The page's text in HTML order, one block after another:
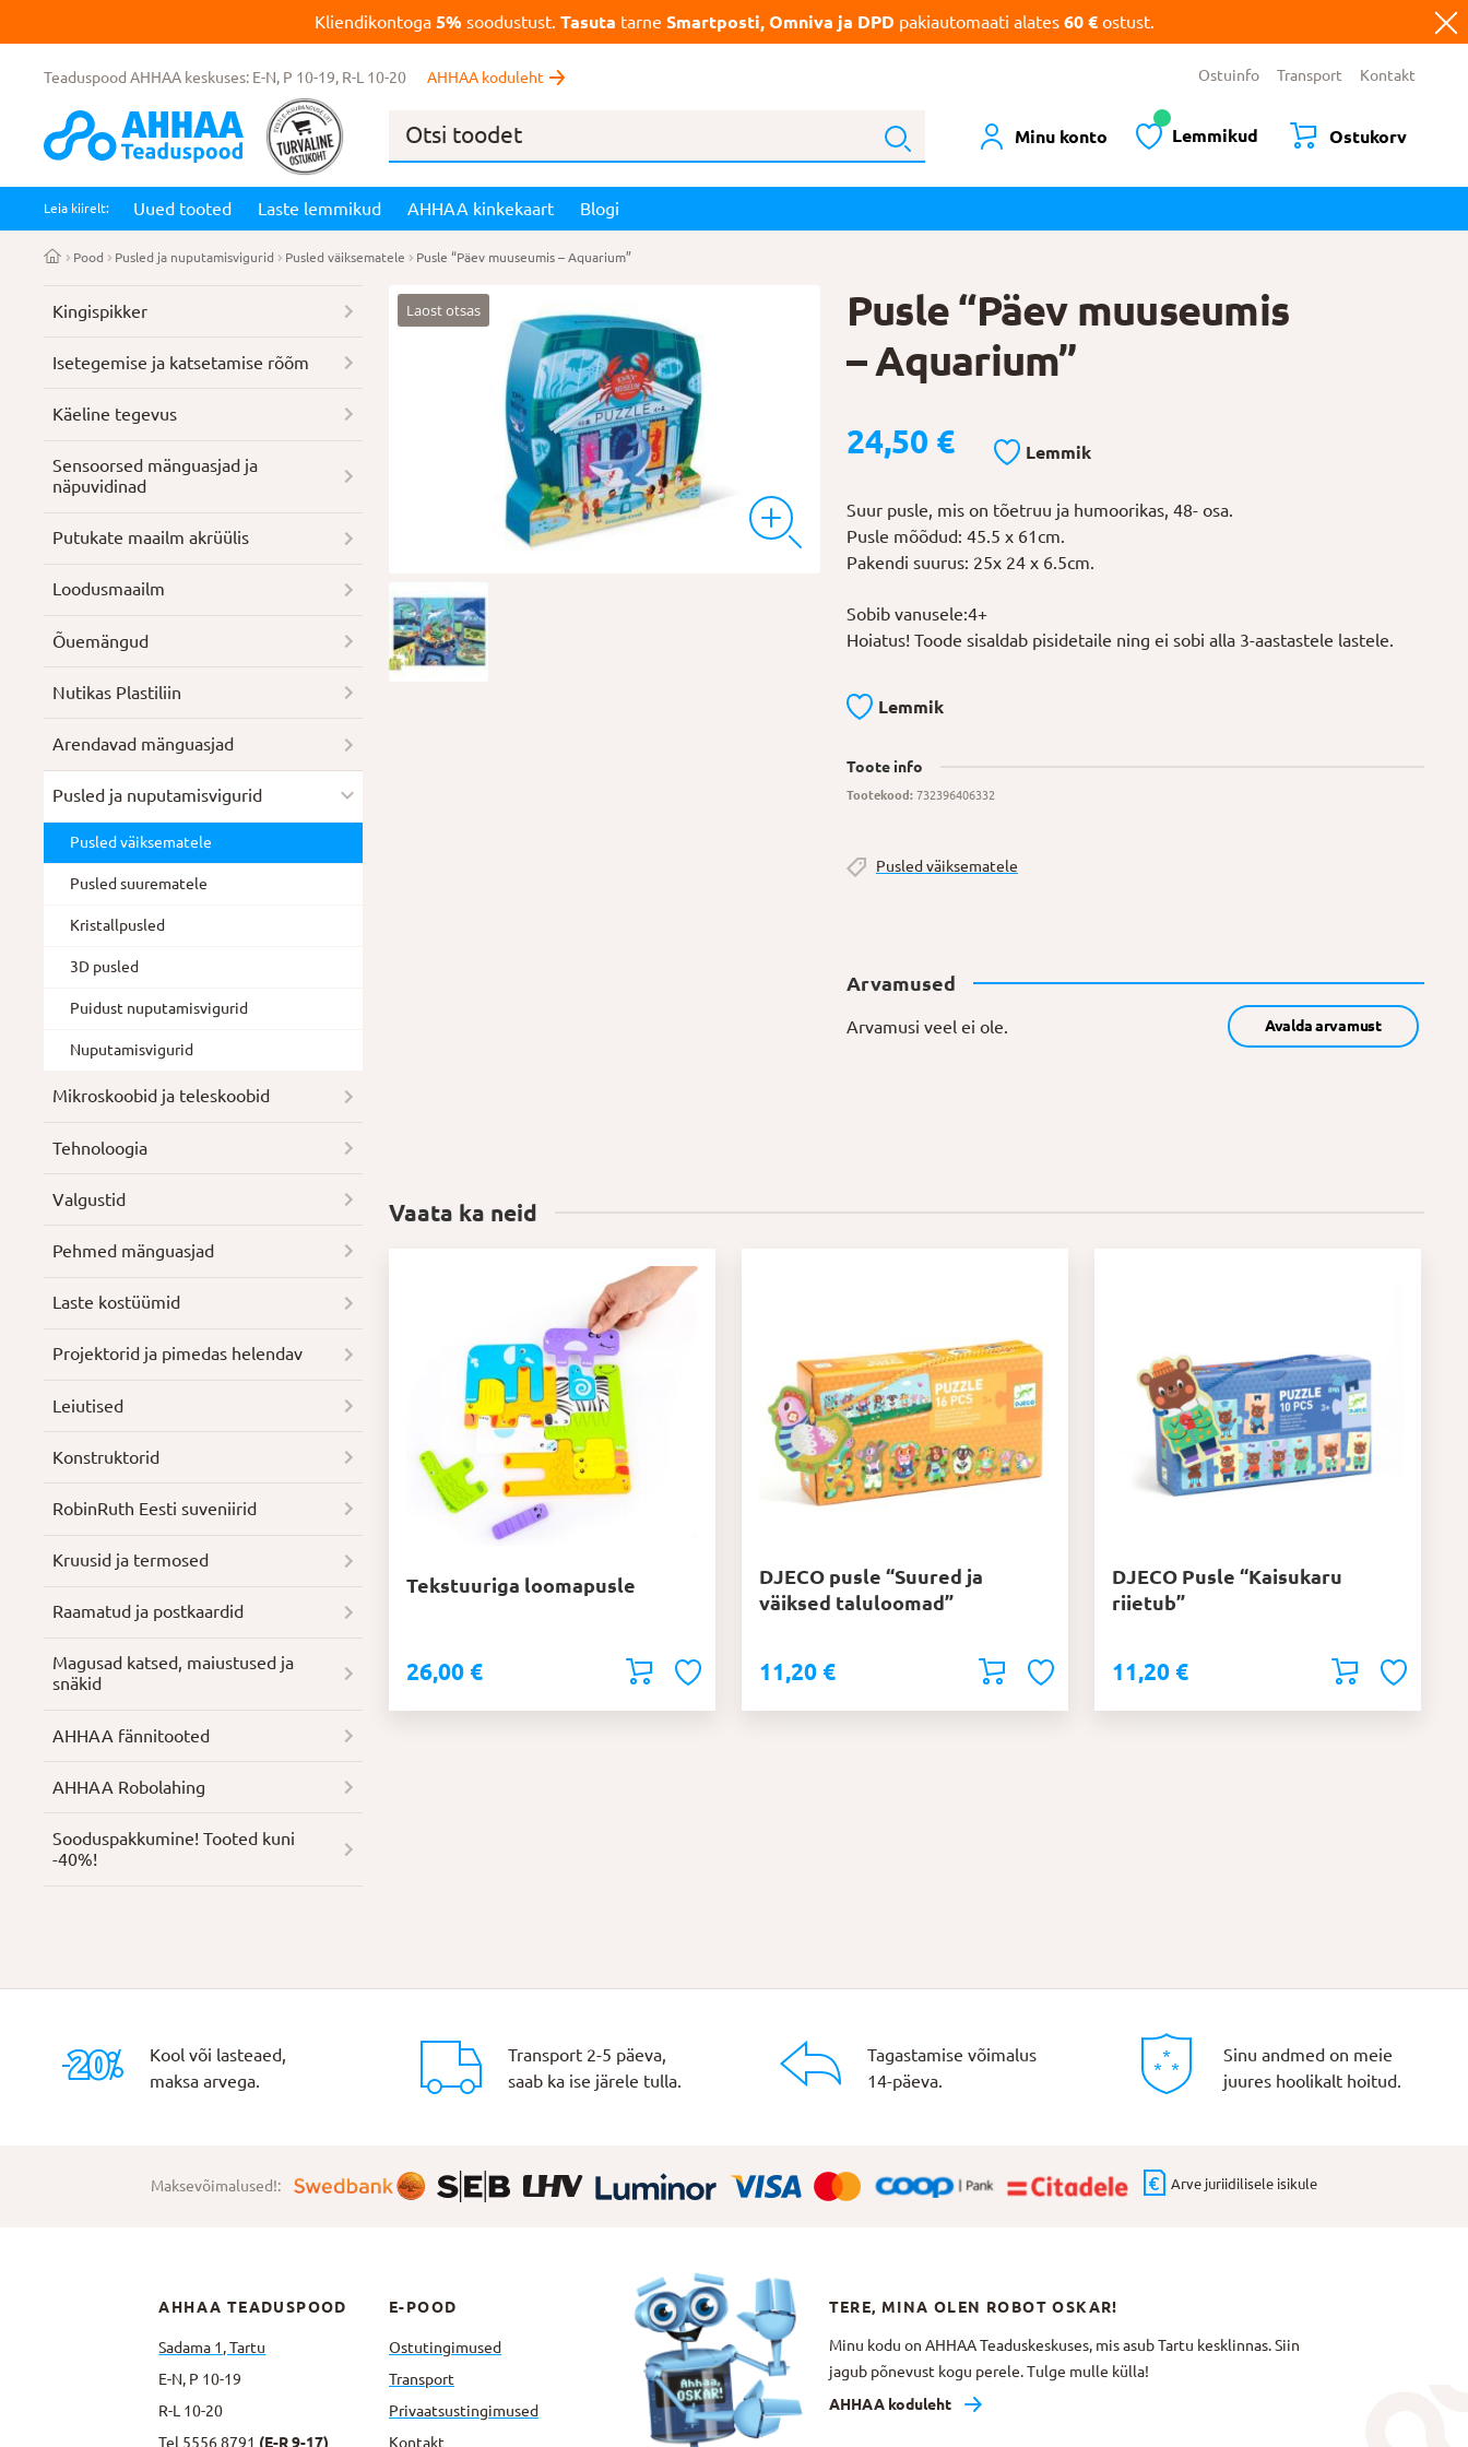
Kliendikontoga5% soodustust. Tasuta tarne Smartposti, Omniva ja DPD pakiautomaati alates 60 € ostust.
Teaduspood AHHAA keskuses: E-N, P 10-19, R-L 10-20 AHHAA koduleht Ostuinfo Transport Kontakt
Products
Minu konto Lemmikud Ostukorv
Leia kiirelt: Uued tooted Laste lemmikud AHHAA kinkekaart Blogi
Pood Pusled ja nuputamisvigurid Pusled väiksematele Pusle “Päev muuseumis – Aquarium”
Laost otsas
Pusle “Päev muuseumis
– Aquarium”
24,50 € Lemmik
Suur pusle, mis on tõetruu ja humoorikas, 48- osa.
Pusle mõõdud: 45.5 x 61cm.
Pakendi suurus: 25x 24 x 6.5cm.
Sobib vanusele:4+
Hoiatus! Toode sisaldab pisidetaile ning ei sobi alla 3-aastastele lastele.
Lemmik
Toote info
Tootekood:732396406332
Pusled väiksematele
Arvamused
Arvamusi veel ei ole. Avalda arvamust
Vaata ka neid
Tekstuuriga loomapusle
26,00 €
DJECO pusle “Suured ja
väiksed taluloomad”
11,20 €
DJECO Pusle “Kaisukaru
riietub”
11,20 €
Kingispikker
Isetegemise ja katsetamise rõõm
Käeline tegevus
Sensoorsed mänguasjad ja
näpuvidinad
Putukate maailm akrüülis
Loodusmaailm
Õuemängud
Nutikas Plastiliin
Arendavad mänguasjad
Pusled ja nuputamisvigurid
Pusled väiksematele
Pusled suurematele
Kristallpusled
3D pusled
Puidust nuputamisvigurid
Nuputamisvigurid
Mikroskoobid ja teleskoobid
Tehnoloogia
Valgustid
Pehmed mänguasjad
Laste kostüümid
Projektorid ja pimedas helendav
Leiutised
Konstruktorid
RobinRuth Eesti suveniirid
Kruusid ja termosed
Raamatud ja postkaardid
Magusad katsed, maiustused ja
snäkid
AHHAA fännitooted
AHHAA Robolahing
Soodus­pakkumine! Tooted kuni
-40%!
Kool või lasteaed,
maksa arvega.
Transport 2-5 päeva,
saab ka ise järele tulla.
Tagastamise võimalus
14-päeva.
Sinu andmed on meie
juures hoolikalt hoitud.
Maksevõimalused!: Arve juriidilisele isikule
AHHAA TEADUSPOOD
Sadama 1, Tartu
E-N, P 10-19
R-L 10-20
Tel 5556 8791 (E-R 9-17)
E-POOD
Ostutingimused
Transport
Privaatsus­tingimused
Kontakt
TERE, MINA OLEN ROBOT OSKAR!
Minu kodu on AHHAA Teaduskeskuses, mis asub Tartu kesklinnas. Siin
jagub põnevust kogu perele. Tulge mulle külla!
AHHAA koduleht